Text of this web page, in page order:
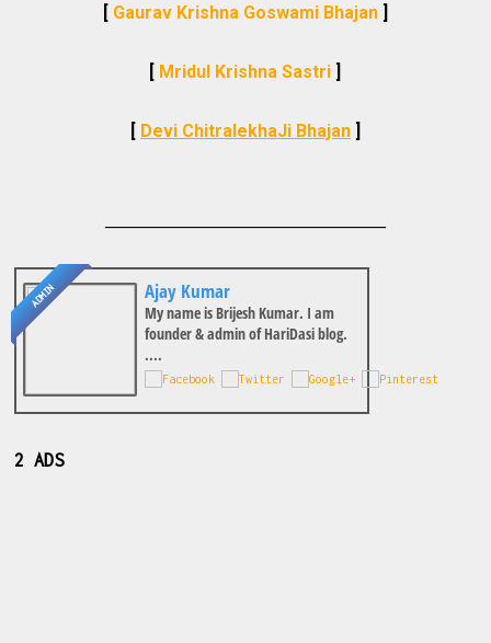
[ Gaurav Krishna Goswami Bhajan]
[ Mridul Krishna Sastri ]
[ Devi ChitralekhaJi Bhajan]
ADMIN Ajay Kumar
My name is Brijesh Kumar. I am
founder & admin of HariDasi blog.
....
2 ADS